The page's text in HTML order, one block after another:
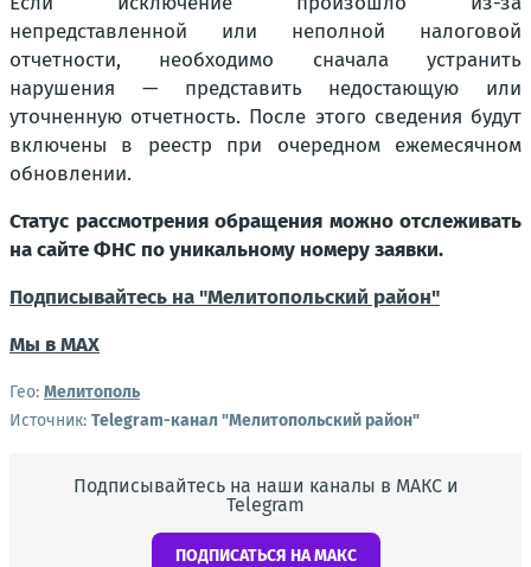
непредставленной или неполной налоговой
отчетности, необходимо сначала устранить
нарушения — представить недостающую или
уточненную отчетность. После этого сведения будут
включены в реестр при очередном ежемесячном
обновлении.
Статус рассмотрения обращения можно отслеживать
на сайте ФНС по уникальному номеру заявки.
Подписывайтесь на "Мелитопольский район"
Мы в МАХ
Гео: Мелитополь
Источник: Telegram-канал "Мелитопольский район"
Подписывайтесь на наши каналы в МАКС и
Telegram
ПОДПИСАТЬСЯ НА МАКС